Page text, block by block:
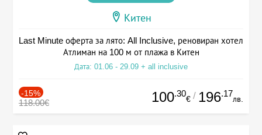
Китен
Last Minute оферта за лято: All Inclusive, реновиран хотел
Атлиман на 100 м от плажа в Китен
Дата: 01.06 - 29.09 + all inclusive
-15%
118.00€ 100.30
€ / 196.17
лв.